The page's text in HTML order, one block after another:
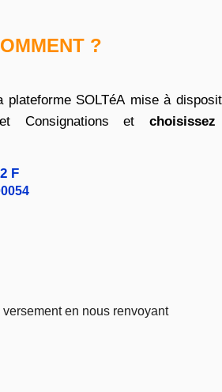
?
plateforme SOLTéAmise à
Consignations et
F
versement en nous renvoyant